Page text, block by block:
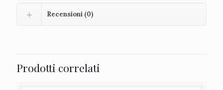
Recensioni (0)
Prodotti correlati